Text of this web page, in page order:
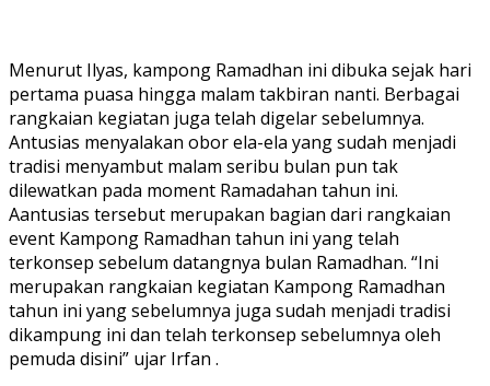
Menurut Ilyas, kampong Ramadhan ini dibuka sejak hari
pertama puasa hingga malam takbiran nanti. Berbagai
rangkaian kegiatan juga telah digelar sebelumnya.
Antusias menyalakan obor ela-ela yang sudah menjadi
tradisi menyambut malam seribu bulan pun tak
dilewatkan pada moment Ramadahan tahun ini.
Aantusias tersebut merupakan bagian dari rangkaian
event Kampong Ramadhan tahun ini yang telah
terkonsep sebelum datangnya bulan Ramadhan. “Ini
merupakan rangkaian kegiatan Kampong Ramadhan
tahun ini yang sebelumnya juga sudah menjadi tradisi
dikampung ini dan telah terkonsep sebelumnya oleh
pemuda disini” ujar Irfan .